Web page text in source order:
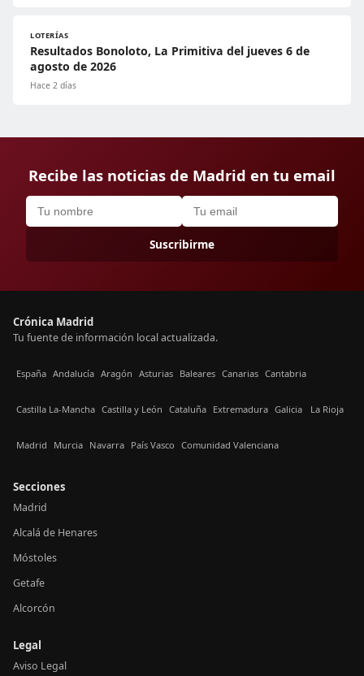
LOTERÍAS
Resultados Bonoloto, La Primitiva del jueves 6 de
agosto de 2026
Hace 2 días
Recibe las noticias de Madrid en tu email
Suscribirme
Crónica Madrid
Tu fuente de información local actualizada.
España Andalucía Aragón Asturias Baleares Canarias Cantabria
Castilla La-Mancha Castilla y León Cataluña Extremadura Galicia La Rioja
Madrid Murcia Navarra País Vasco Comunidad Valenciana
Secciones
Madrid
Alcalá de Henares
Móstoles
Getafe
Alcorcón
Legal
Aviso Legal